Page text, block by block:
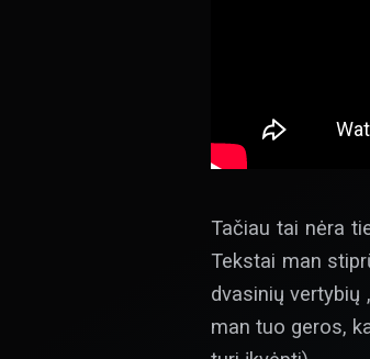
Tačiau tai nėra
Tekstai man
dvasinių vertybių
man tuo geros,